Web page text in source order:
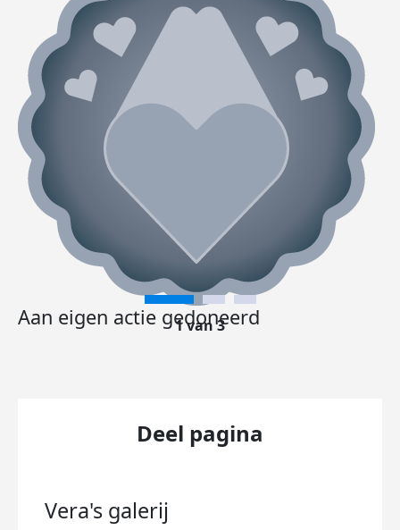
Aan eigen actie gedoneerd
1 van 3
Deel pagina
Vera's galerij